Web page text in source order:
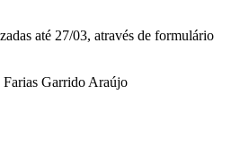
até 27/03, através de formulário
Garrido Araújo